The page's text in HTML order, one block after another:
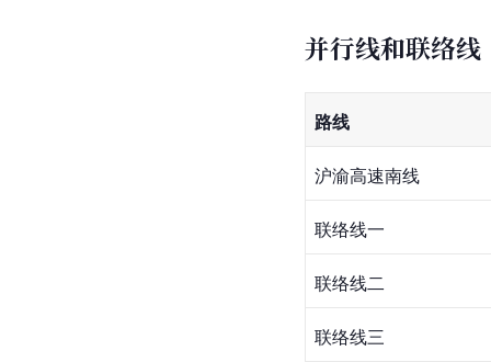
并行线和联络线
路线
沪渝高速南线
联络线一
联络线二
联络线三